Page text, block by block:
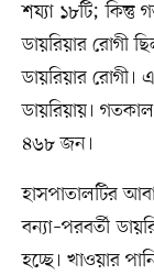
শয্যা ১৮টি; কিন্তু
ডায়রিয়ার রোগী
ডায়রিয়ার রোগী।
ডায়রিয়ায়।
৪৬৮ জন।
হাসপাতালটির
বন্যা–পরবর্তী
হচ্ছে। খাওয়ার